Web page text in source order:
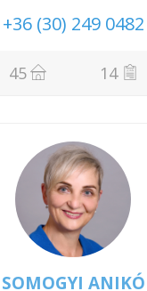
+36 (30) 249 0482
45 14
SOMOGYI ANIKÓ